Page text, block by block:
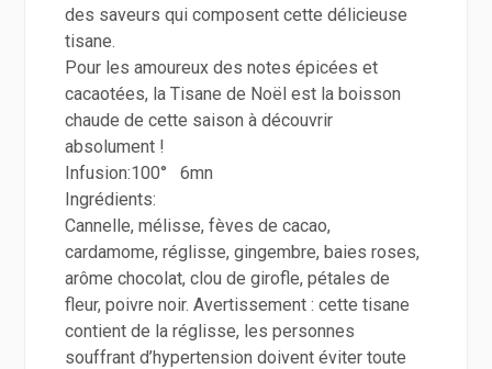
des saveurs qui composent cette délicieuse
tisane.
Pour les amoureux des notes épicées et
cacaotées, la Tisane de Noël est la boisson
chaude de cette saison à découvrir
absolument !
Infusion:100° 6mn
Ingrédients:
Cannelle, mélisse, fèves de cacao,
cardamome, réglisse, gingembre, baies roses,
arôme chocolat, clou de girofle, pétales de
fleur, poivre noir. Avertissement : cette tisane
contient de la réglisse, les personnes
souffrant d’hypertension doivent éviter toute